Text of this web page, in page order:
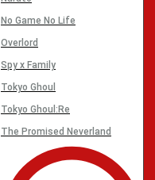
No Game No Life
Overlord
Spy x Family
Tokyo Ghoul
Tokyo Ghoul:Re
The Promised Neverland